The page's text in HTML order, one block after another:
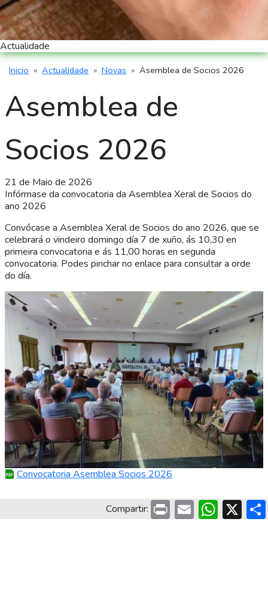
Actualidade
Miga de pan
Inicio Actualidade Novas Asemblea de Socios 2026
Asemblea de
Socios 2026
21 de Maio de 2026
Infórmase da convocatoria da Asemblea Xeral de Socios do
ano 2026
Convócase a Asemblea Xeral de Socios do ano 2026, que se
celebrará o vindeiro domingo día 7 de xuño, ás 10,30 en
primeira convocatoria e ás 11,00 horas en segunda
convocatoria. Podes pinchar no enlace para consultar a orde
do día.
Convocatoria Asemblea Socios 2026
Compartir: PrintEmailX